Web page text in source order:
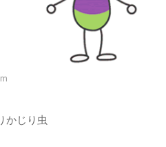
かじり虫